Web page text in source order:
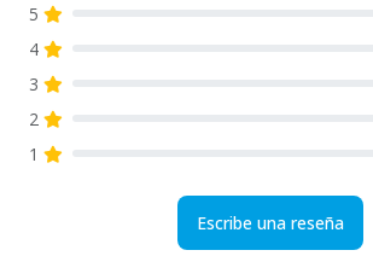
5
4
3
2
1
Escribe una reseña